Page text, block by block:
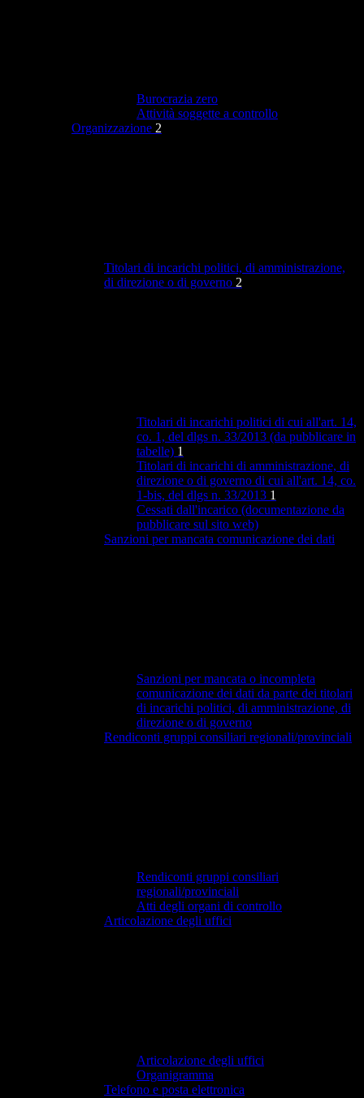
Burocrazia zero
Attività soggette a controllo
Organizzazione 2
Titolari di incarichi politici, di amministrazione,
di direzione o di governo 2
Titolari di incarichi politici di cui all'art. 14,
co. 1, del dlgs n. 33/2013 (da pubblicare in
tabelle) 1
Titolari di incarichi di amministrazione, di
direzione o di governo di cui all'art. 14, co.
1-bis, del dlgs n. 33/2013 1
Cessati dall'incarico (documentazione da
pubblicare sul sito web)
Sanzioni per mancata comunicazione dei dati
Sanzioni per mancata o incompleta
comunicazione dei dati da parte dei titolari
di incarichi politici, di amministrazione, di
direzione o di governo
Rendiconti gruppi consiliari regionali/provinciali
Rendiconti gruppi consiliari
regionali/provinciali
Atti degli organi di controllo
Articolazione degli uffici
Articolazione degli uffici
Organigramma
Telefono e posta elettronica